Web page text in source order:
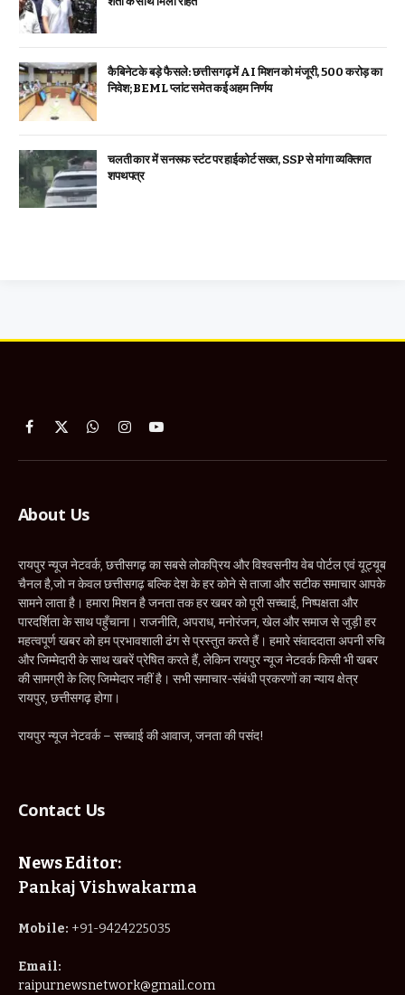
कैबिनेट के बड़े फैसले: छत्तीसगढ़ में AI मिशन को मंजूरी, 500 करोड़ का
निवेश; BEML प्लांट समेत कई अहम निर्णय
चलती कार में सनरूफ स्टंट पर हाईकोर्ट सख्त, SSP से मांगा व्यक्तिगत
शपथपत्र
Facebook
X
WhatsApp
InstagramYouTube
About Us
रायपुर न्यूज नेटवर्क, छत्तीसगढ़ का सबसे लोकप्रिय और विश्वसनीय वेब पोर्टल एवं यूट्यूब
चैनल है,जो न केवल छत्तीसगढ़ बल्कि देश के हर कोने से ताजा और सटीक समाचार आपके
सामने लाता है। हमारा मिशन है जनता तक हर खबर को पूरी सच्चाई, निष्पक्षता और
पारदर्शिता के साथ पहुँचाना। राजनीति, अपराध, मनोरंजन, खेल और समाज से जुड़ी हर
महत्वपूर्ण खबर को हम प्रभावशाली ढंग से प्रस्तुत करते हैं। हमारे संवाददाता अपनी रुचि
और जिम्मेदारी के साथ खबरें प्रेषित करते हैं, लेकिन रायपुर न्यूज नेटवर्क किसी भी खबर
की सामग्री के लिए जिम्मेदार नहीं है। सभी समाचार-संबंधी प्रकरणों का न्याय क्षेत्र
रायपुर, छत्तीसगढ़ होगा।
रायपुर न्यूज नेटवर्क – सच्चाई की आवाज, जनता की पसंद!
Contact Us
News Editor:
Pankaj Vishwakarma
Mobile: +91-9424225035
Email:
raipurnewsnetwork@gmail.com